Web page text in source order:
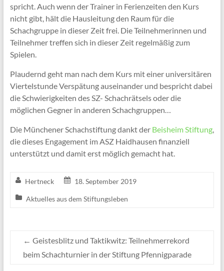
spricht. Auch wenn der Trainer in Ferienzeiten den Kurs
nicht gibt, hält die Hausleitung den Raum für die
Schachgruppe in dieser Zeit frei. Die Teilnehmerinnen und
Teilnehmer treffen sich in dieser Zeit regelmäßig zum
Spielen.
Plaudernd geht man nach dem Kurs mit einer universitären
Viertelstunde Verspätung auseinander und bespricht dabei
die Schwierigkeiten des SZ- Schachrätsels oder die
möglichen Gegner in anderen Schachgruppen…
Die Münchener Schachstiftung dankt der Beisheim Stiftung,
die dieses Engagement im ASZ Haidhausen finanziell
unterstützt und damit erst möglich gemacht hat.
Hertneck 18. September 2019
Aktuelles aus dem Stiftungsleben
← Geistesblitz und Taktikwitz: Teilnehmerrekord
beim Schachturnier in der Stiftung Pfennigparade